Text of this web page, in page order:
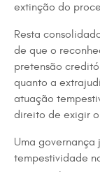
extinção do
Resta
de que o
pretensão
quanto a
atuação
direito de exigir
Uma
tempestividade